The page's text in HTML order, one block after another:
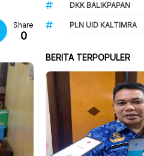
Share
0
DKK BALIKPAPAN
PLN UID KALTIMRA
BERITA TERPOPULER